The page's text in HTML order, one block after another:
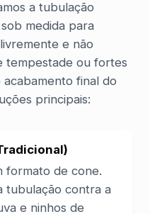
a tubulação
medida para
e não
tempestade ou fortes
final do
principais:
formato de cone.
tubulação contra a
e ninhos de